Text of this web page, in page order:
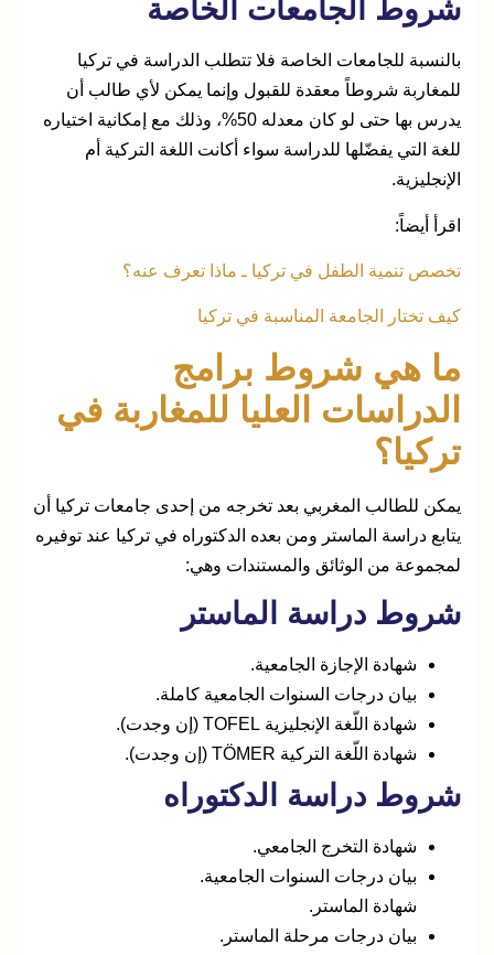
شروط الجامعات الخاصة
بالنسبة للجامعات الخاصة فلا تتطلب الدراسة في تركيا
للمغاربة شروطاً معقدة للقبول وإنما يمكن لأي طالب أن
يدرس بها حتى لو كان معدله 50%، وذلك مع إمكانية اختياره
للغة التي يفضّلها للدراسة سواء أكانت اللغة التركية أم
الإنجليزية.
اقرأ أيضاً:
تخصص تنمية الطفل في تركيا ـ ماذا تعرف عنه؟
كيف تختار الجامعة المناسبة في تركيا
ما هي شروط برامج
الدراسات العليا للمغاربة في
تركيا؟
يمكن للطالب المغربي بعد تخرجه من إحدى جامعات تركيا أن
يتابع دراسة الماستر ومن بعده الدكتوراه في تركيا عند توفيره
لمجموعة من الوثائق والمستندات وهي:
شروط دراسة الماستر
شهادة الإجازة الجامعية.
بيان درجات السنوات الجامعية كاملة.
شهادة اللّغة الإنجليزية TOFEL (إن وجدت).
شهادة اللّغة التركية TÖMER (إن وجدت).
شروط دراسة الدكتوراه
شهادة التخرج الجامعي.
بيان درجات السنوات الجامعية.
شهادة الماستر.
بيان درجات مرحلة الماستر.